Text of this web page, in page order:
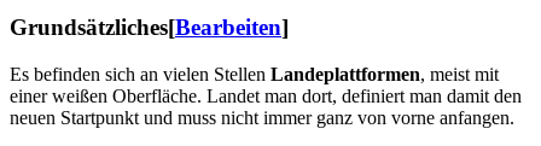
Grundsätzliches[Bearbeiten]
Es befinden sich an vielen Stellen Landeplattformen, meist mit
einer weißen Oberfläche. Landet man dort, definiert man damit den
neuen Startpunkt und muss nicht immer ganz von vorne anfangen.